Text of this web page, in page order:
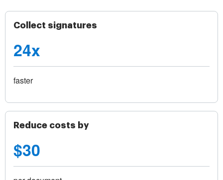
Collect signatures
24x
faster
Reduce costs by
$30